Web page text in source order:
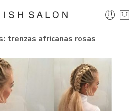
trenzas africanas rosas